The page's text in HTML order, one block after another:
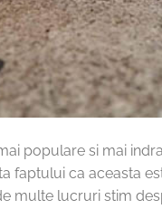
populare si mai
faptului ca aceasta
multe lucruri stim